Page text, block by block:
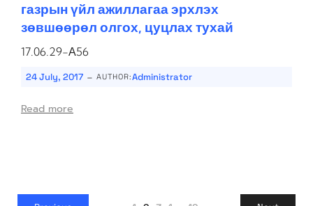
газрын үйл ажиллагаа эрхлэх
зөвшөөрөл олгох, цуцлах тухай
17.06.29-А56
24 July, 2017 - AUTHOR:Administrator
Read more